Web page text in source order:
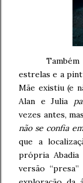
estrelas e a
Mãe existiu (e
Alan e Julia
vezes antes,
não se confia
que a
própria
versão